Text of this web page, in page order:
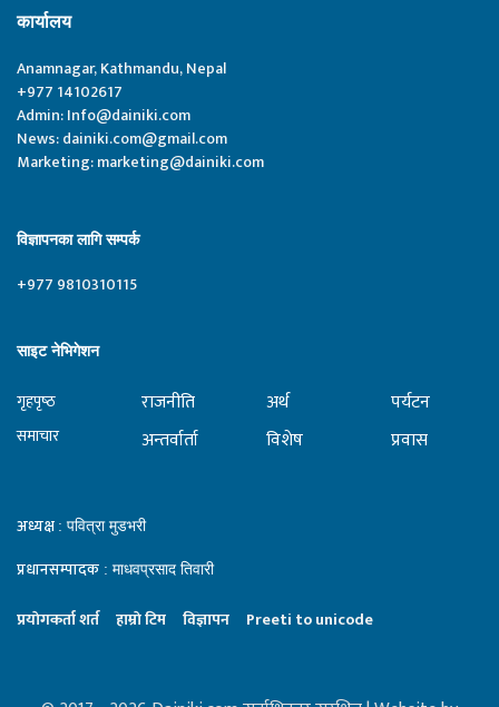
कार्यालय
Anamnagar, Kathmandu, Nepal
+977 14102617
Admin:Info@dainiki.com
News:dainiki.com@gmail.com
Marketing:marketing@dainiki.com
विज्ञापनका लागि सम्पर्क
+977 9810310115
साइट नेभिगेशन
गृहपृष्‍ठ
समाचार
राजनीति
अन्तर्वार्ता
अर्थ
विशेष
पर्यटन
प्रवास
अध्यक्ष : पवित्रा मुडभरी
प्रधानसम्पादक : माधवप्रसाद तिवारी
प्रयाेगकर्ता शर्त हाम्राे टिम विज्ञापन Preeti to unicode